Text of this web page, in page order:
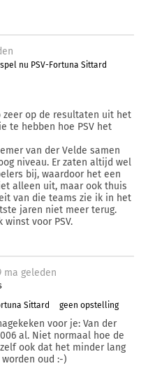
nu PSV-Fortuna Sittard
op de resultaten uit het
te hebben hoe PSV het
van der Velde samen
niveau. Er zaten altijd wel
bij, waardoor het een
alleen uit, maar ook thuis
van die teams zie ik in het
jaren niet meer terug.
winst voor PSV.
ma geleden
Sittard
geen opstelling
voor je: Van der
al. Niet normaal hoe de
ook dat het minder lang
oud :-)